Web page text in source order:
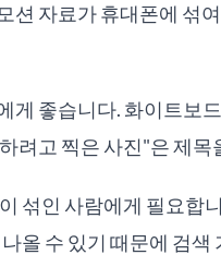
션 자료가 휴대폰에 섞
게 좋습니다. 화이트보
려고 찍은 사진"은 제
섞인 사람에게 필요합
올 수 있기 때문에 검